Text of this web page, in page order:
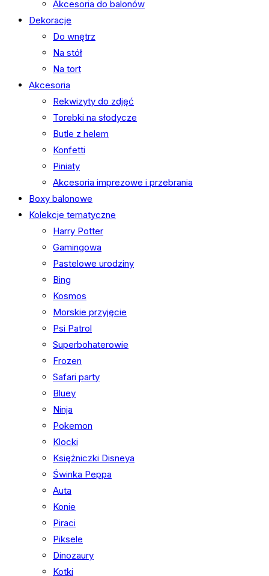
Akcesoria do balonów
Dekoracje
Do wnętrz
Na stół
Na tort
Akcesoria
Rekwizyty do zdjęć
Torebki na słodycze
Butle z helem
Konfetti
Piniaty
Akcesoria imprezowe i przebrania
Boxy balonowe
Kolekcje tematyczne
Harry Potter
Gamingowa
Pastelowe urodziny
Bing
Kosmos
Morskie przyjęcie
Psi Patrol
Superbohaterowie
Frozen
Safari party
Bluey
Ninja
Pokemon
Klocki
Księżniczki Disneya
Świnka Peppa
Auta
Konie
Piraci
Piksele
Dinozaury
Kotki